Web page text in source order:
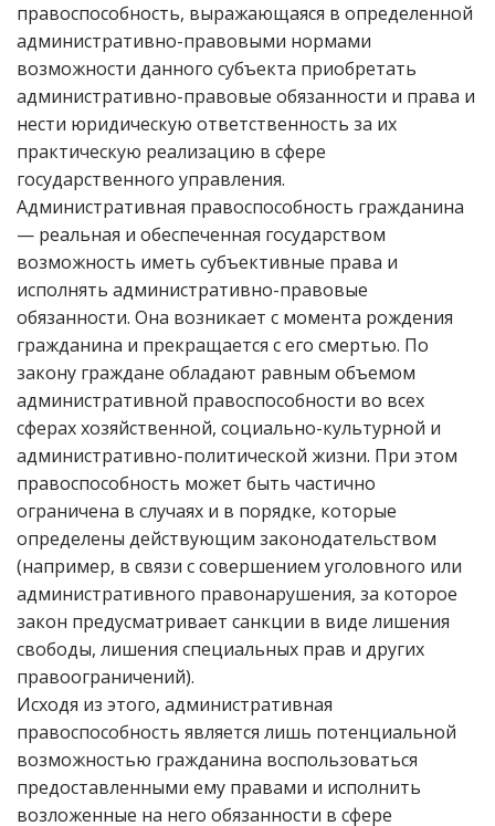
правоспособность, выражающаяся в определенной
административно-правовыми нормами
возможности данного субъекта приобретать
административно-правовые обязанности и права и
нести юридическую ответственность за их
практическую реализацию в сфере
государственного управления.
Административная правоспособность гражданина
— реальная и обеспеченная государством
возможность иметь субъективные права и
исполнять административно-правовые
обязанности. Она возникает с момента рождения
гражданина и прекращается с его смертью. По
закону граждане обладают равным объемом
административной правоспособности во всех
сферах хозяйственной, социально-культурной и
административно-политической жизни. При этом
правоспособность может быть частично
ограничена в случаях и в порядке, которые
определены действующим законодательством
(например, в связи с совершением уголовного или
административного правонарушения, за которое
закон предусматривает санкции в виде лишения
свободы, лишения специальных прав и других
правоограничений).
Исходя из этого, административная
правоспособность является лишь потенциальной
возможностью гражданина воспользоваться
предоставленными ему правами и исполнить
возложенные на него обязанности в сфере